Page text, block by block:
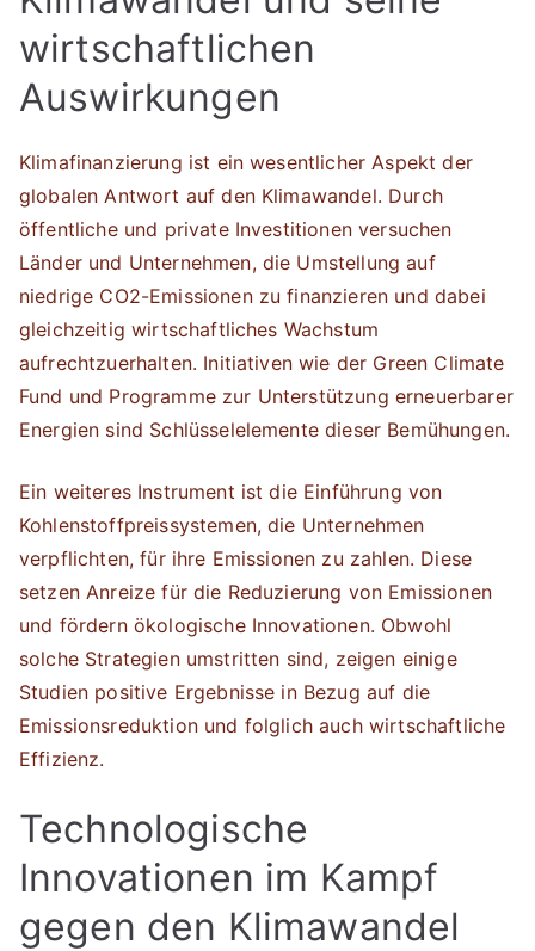
wirtschaftlichen
Auswirkungen
Klimafinanzierung ist ein wesentlicher Aspekt der
globalen Antwort auf den Klimawandel. Durch
öffentliche und private Investitionen versuchen
Länder und Unternehmen, die Umstellung auf
niedrige CO2-Emissionen zu finanzieren und dabei
gleichzeitig wirtschaftliches Wachstum
aufrechtzuerhalten. Initiativen wie der Green Climate
Fund und Programme zur Unterstützung erneuerbarer
Energien sind Schlüsselelemente dieser Bemühungen.
Ein weiteres Instrument ist die Einführung von
Kohlenstoffpreissystemen, die Unternehmen
verpflichten, für ihre Emissionen zu zahlen. Diese
setzen Anreize für die Reduzierung von Emissionen
und fördern ökologische Innovationen. Obwohl
solche Strategien umstritten sind, zeigen einige
Studien positive Ergebnisse in Bezug auf die
Emissionsreduktion und folglich auch wirtschaftliche
Effizienz.
Technologische
Innovationen im Kampf
gegen den Klimawandel